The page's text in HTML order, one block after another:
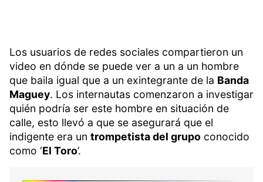
Los usuarios de redes sociales compartieron un
video en dónde se puede ver a un a un hombre
que baila igual que a un exintegrante de la Banda
Maguey. Los internautas comenzaron a investigar
quién podría ser este hombre en situación de
calle, esto llevó a que se asegurará que el
indigente era un trompetista del grupo conocido
como ‘El Toro’.